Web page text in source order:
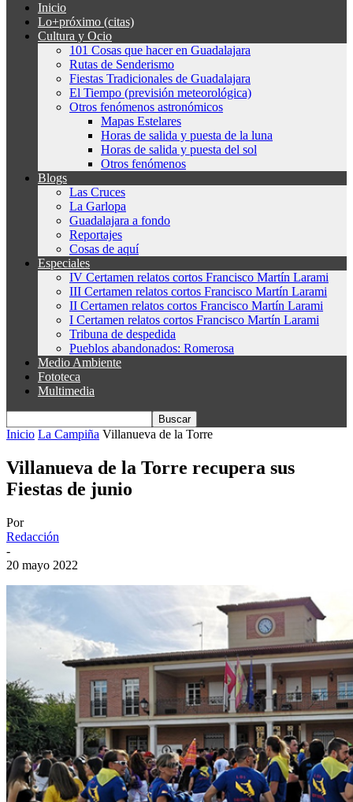
Inicio
Lo+próximo (citas)
Cultura y Ocio
101 Cosas que hacer en Guadalajara
Rutas de Senderismo
Fiestas Tradicionales de Guadalajara
El Tiempo (previsión meteorológica)
Otros fenómenos astronómicos
Mapas Estelares
Horas de salida y puesta de la luna
Horas de salida y puesta del sol
Otros fenómenos
Blogs
Las Cruces
La Garlopa
Guadalajara a fondo
Reportajes
Cosas de aquí
Especiales
IV Certamen relatos cortos Francisco Martín Larami
III Certamen relatos cortos Francisco Martín Larami
II Certamen relatos cortos Francisco Martín Larami
I Certamen relatos cortos Francisco Martín Larami
Tribuna de despedida
Pueblos abandonados: Romerosa
Medio Ambiente
Fototeca
Multimedia
Inicio La Campiña Villanueva de la Torre
Villanueva de la Torre recupera sus
Fiestas de junio
Por
Redacción
-
20 mayo 2022